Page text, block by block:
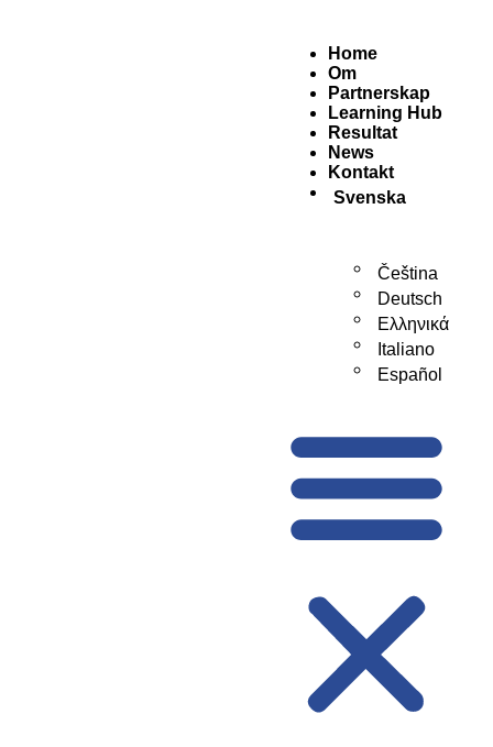
Home
Om
Partnerskap
Learning Hub
Resultat
News
Kontakt
Svenska
Čeština
Deutsch
Ελληνικά
Italiano
Español